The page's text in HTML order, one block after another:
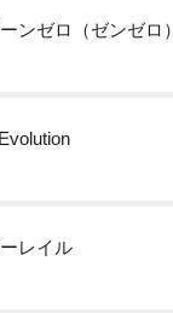
ンゼロ（ゼンゼロ）
レイル